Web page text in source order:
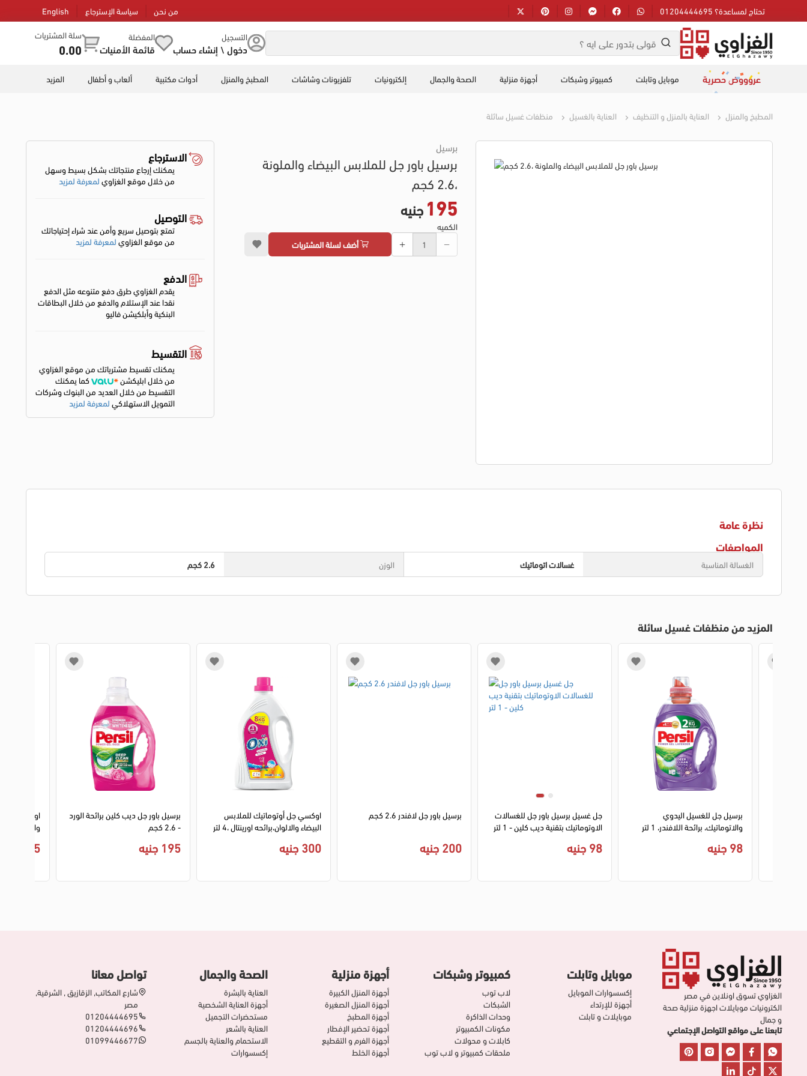
تحتاج لمساعدة؟ 01204444695 من نحن سياسة الإسترجاع English
التسجيل
دخول \ إنشاء حساب
المفضلة
قائمة الأمنيات
سلة المشتريات
0.00
عروووض حصرية موبايل وتابلت كمبيوتر وشبكات أجهزة منزلية الصحة والجمال إلكترونيات تلفزيونات وشاشات المطبخ والمنزل أدوات مكتبية ألعاب و أطفال المزيد
المطبخ والمنزل العناية بالمنزل و التنظيف العناية بالغسيل منظفات غسيل سائلة
برسيل
برسيل باور جل للملابس البيضاء والملونة
،2.6 كجم
195 جنيه
الكميه
أضف لسلة المشتريات
الاسترجاع
يمكنك إرجاع منتجاتك بشكل بسيط وسهل
من خلال موقع الغزاويلمعرفة لمزيد
التوصيل
تمتع بتوصيل سريع وأمن عند شراء إحتياجاتك
من موقع الغزاويلمعرفة لمزيد
الدفع
يقدم الغزاوي طرق دفع متنوعه مثل الدفع
نقدا عند الإستلام والدفع من خلال البطاقات
البنكية وأبلكيشن فاليو
التقسيط
يمكنك تقسيط مشترياتك من موقع الغزاوي
من خلال ابليكشن
كما يمكنك
التقسيط من خلال العديد من البنوك وشركات
التمويل الاستهلاكيلمعرفة لمزيد
نظرة عامة
المواصفات
الغسالة المناسبة غسالات اتوماتيك الوزن 2.6 كجم
المزيد من منظفات غسيل سائلة
اوكسي جل
235 جنيه
برسيل باور جل ديب كلين برائحة الورد
- 2.6 كجم
195 جنيه
اوكسي جل أوتوماتيك للملابس
البيضاء والالوان،برائحه اورينتال ،4 لتر
300 جنيه
برسيل باور جل لافندر 2.6 كجم
200 جنيه
جل غسيل برسيل باور جل للغسالات
الاوتوماتيك بتقنية ديب كلين - 1 لتر
98 جنيه
برسيل جل للغسيل اليدوي
والاتوماتيك، برائحة اللافندر، 1 لتر
98 جنيه
الغزاوي تسوق اونلاين في مصر
الكترونيات موبايلات اجهزة منزلية صحة
و جمال
تابعنا على مواقع التواصل الإجتماعي
موبايل وتابلت
إكسسوارات الموبايل
أجهزة للإرتداء
موبايلات و تابلت
كمبيوتر وشبكات
لاب توب
الشبكات
وحدات الذاكرة
مكونات الكمبيوتر
كابلات و محولات
ملحقات كمبيوتر و لاب توب
أجهزة منزلية
أجهزة المنزل الكبيرة
أجهزة المنزل الصغيرة
أجهزة المطبخ
أجهزة تحضير الإفطار
أجهزة الفرم و التقطيع
أجهزة الخلط
الصحة والجمال
العناية بالبشرة
أجهزة العناية الشخصية
مستحضرات التجميل
العناية بالشعر
الاستحمام والعناية بالجسم
إكسسوارات
تواصل معانا
شارع المكاتب, الزقازيق , الشرقية,
مصر
01204444695
01204444696
01099446677